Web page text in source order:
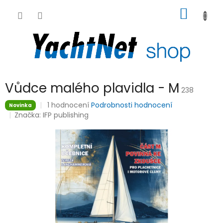
KOŠÍK
Vůdce malého plavidla - M 238
Novinka
Průměrné
hodnocení
hvězdiček.
1 hodnocení Podrobnosti hodnocení
Značka:IFP publishing